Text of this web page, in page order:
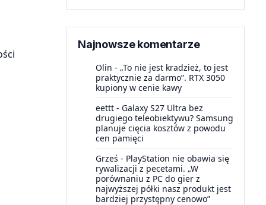
Najnowsze komentarze
Olin - „To nie jest kradzież, to jest
praktycznie za darmo”. RTX 3050
kupiony w cenie kawy
eettt - Galaxy S27 Ultra bez
drugiego teleobiektywu? Samsung
planuje cięcia kosztów z powodu
cen pamięci
Grześ - PlayStation nie obawia się
rywalizacji z pecetami. „W
porównaniu z PC do gier z
najwyższej półki nasz produkt jest
bardziej przystępny cenowo”